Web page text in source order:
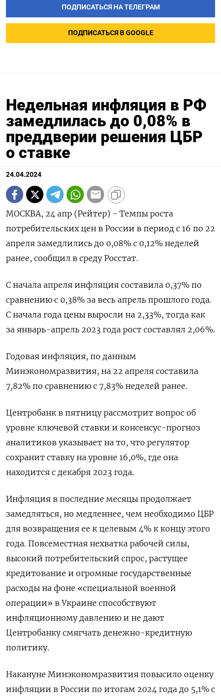
ПОДПИСАТЬСЯ НА ТЕЛЕГРАМ
ПОДПИСАТЬСЯ В GOOGLE
Недельная инфляция в РФ
замедлилась до 0,08% в
преддверии решения ЦБР
о ставке
24.04.2024
МОСКВА, 24 апр (Рейтер) - Темпы роста
потребительских цен в России в период c 16 по 22
апреля замедлились до 0,08% с 0,12% неделей
ранее, сообщил в среду Росстат.
С начала апреля инфляция составила 0,37% по
сравнению с 0,38% за весь апрель прошлого года.
С начала года цены выросли на 2,33%, тогда как
за январь-апрель 2023 года рост составлял 2,06%.
Годовая инфляция, по данным
Минэкономразвития, на 22 апреля составила
7,82% по сравнению с 7,83% неделей ранее.
Центробанк в пятницу рассмотрит вопрос об
уровне ключевой ставки и консенсус-прогноз
аналитиков указывает на то, что регулятор
сохранит ставку на уровне 16,0%, где она
находится с декабря 2023 года.
Инфляция в последние месяцы продолжает
замедляться, но медленнее, чем необходимо ЦБР
для возвращения ее к целевым 4% к концу этого
года. Повсеместная нехватка рабочей силы,
высокий потребительский спрос, растущее
кредитование и огромные государственные
расходы на фоне «специальной военной
операции» в Украине способствуют
инфляционному давлению и не дают
Центробанку смягчать денежно-кредитную
политику.
Накануне Минэкономразвития повысило оценку
инфляции в России по итогам 2024 года до 5,1% с